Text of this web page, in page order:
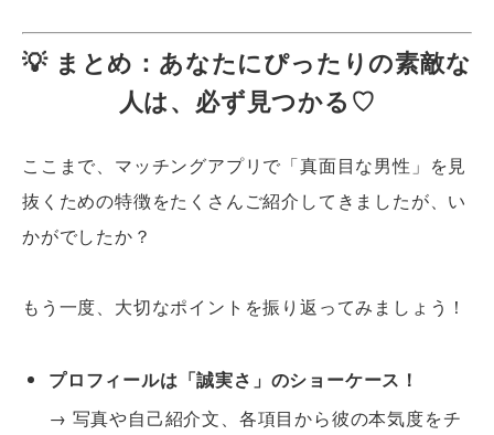
💡 まとめ：あなたにぴったりの素敵な
人は、必ず見つかる♡
ここまで、マッチングアプリで「真面目な男性」を見
抜くための特徴をたくさんご紹介してきましたが、い
かがでしたか？
もう一度、大切なポイントを振り返ってみましょう！
プロフィールは「誠実さ」のショーケース！
→ 写真や自己紹介文、各項目から彼の本気度をチ